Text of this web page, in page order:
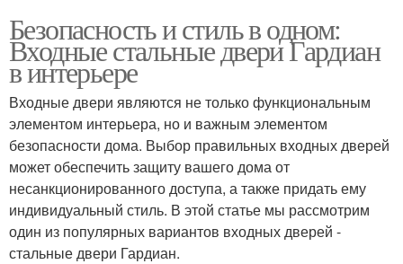
Безопасность и стиль в одном:
Входные стальные двери Гардиан
в интерьере
Входные двери являются не только функциональным
элементом интерьера, но и важным элементом
безопасности дома. Выбор правильных входных дверей
может обеспечить защиту вашего дома от
несанкционированного доступа, а также придать ему
индивидуальный стиль. В этой статье мы рассмотрим
один из популярных вариантов входных дверей -
стальные двери Гардиан.